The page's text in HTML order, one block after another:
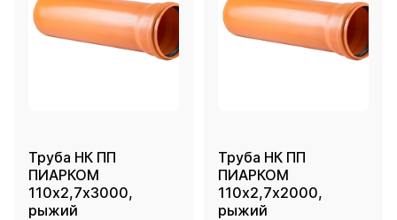
Труба НК ПП
ПИАРКОМ
110х2,7х3000,
рыжий
Труба НК ПП
ПИАРКОМ
110х2,7х2000,
рыжий